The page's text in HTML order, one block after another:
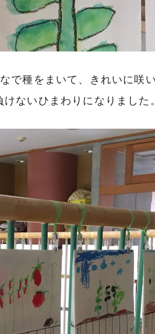
で種をまいて、きれいに咲
ないひまわりになりました。